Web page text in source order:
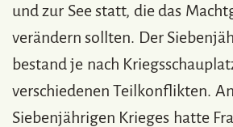
und zur See statt, die das
verändern sollten. Der
bestand je nach
verschiedenen Teilkonflikten.
Siebenjährigen Krieges hatte